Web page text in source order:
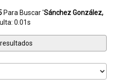
Para Buscar 'Sánchez González,
0.01s